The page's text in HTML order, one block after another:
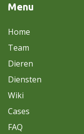
Menu
Home
Team
Dieren
Diensten
Wiki
Cases
FAQ